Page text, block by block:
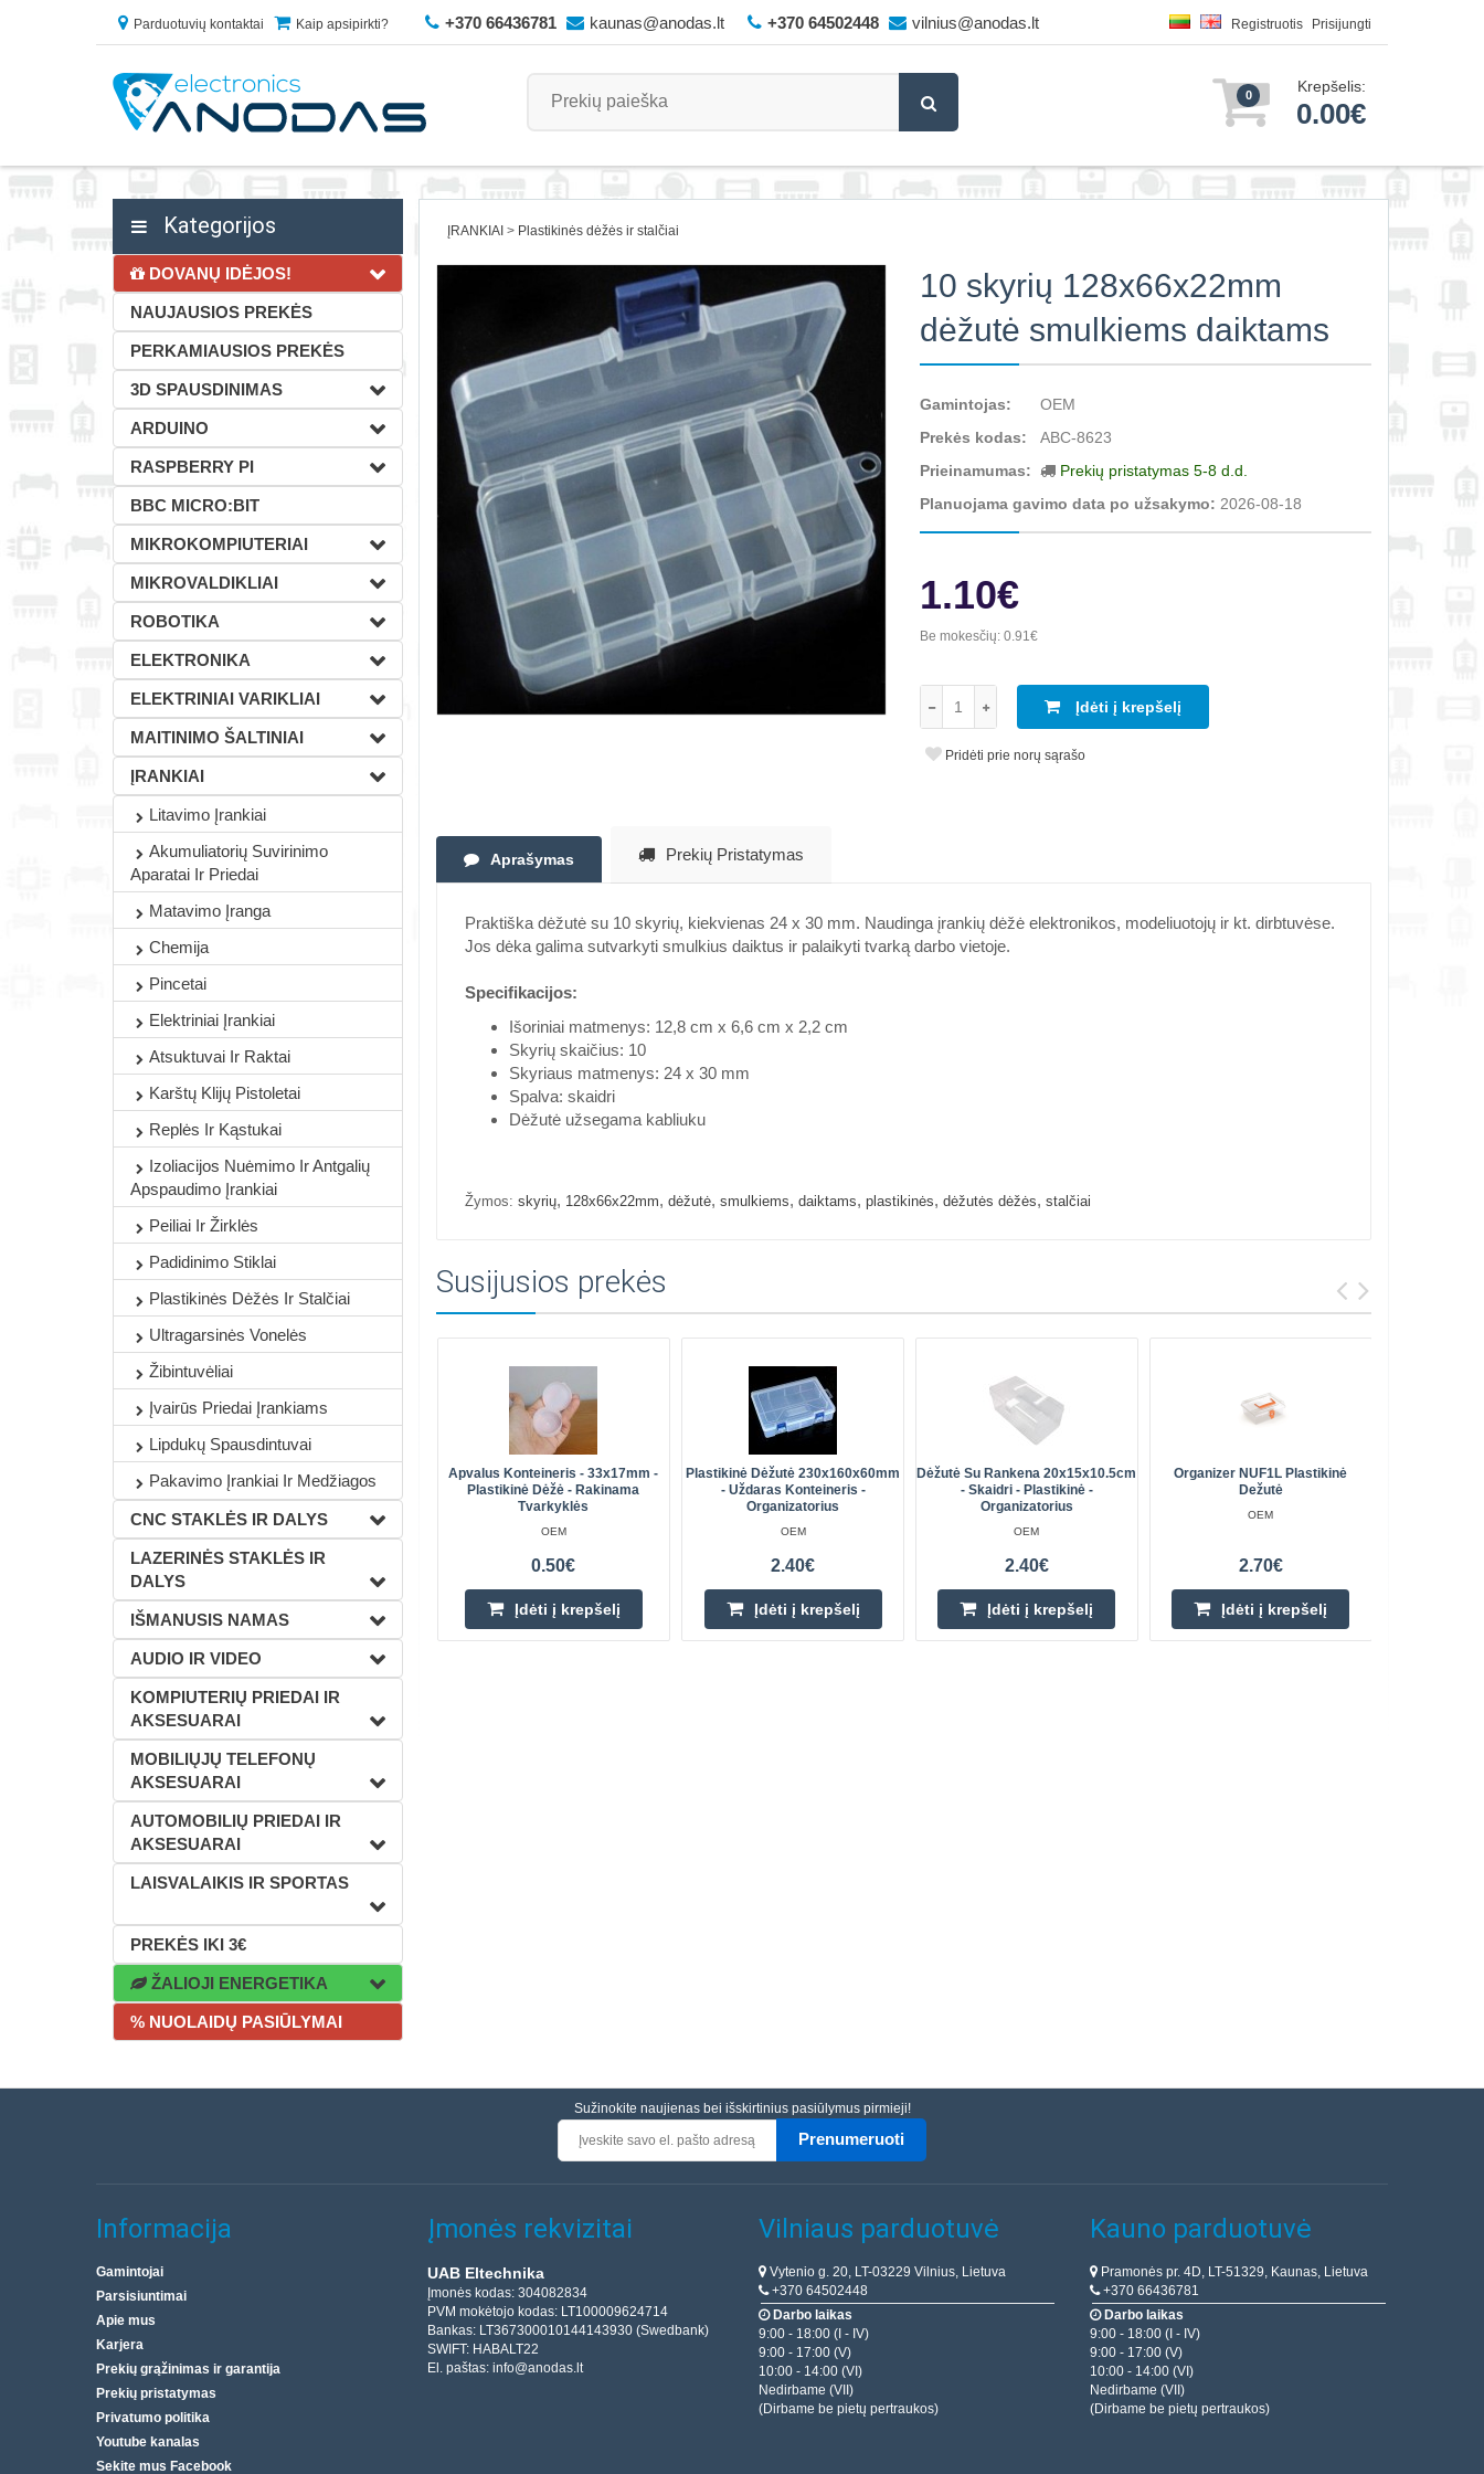
Parduotuvių kontaktai Kaip apsipirkti? +370 66436781 kaunas@anodas.lt +370 64502448 vilnius@anodas.lt Registruotis Prisijungti
0 Krepšelis:
0.00€
Kategorijos
DOVANŲ IDĖJOS!
NAUJAUSIOS PREKĖS
PERKAMIAUSIOS PREKĖS
3D SPAUSDINIMAS
ARDUINO
RASPBERRY PI
BBC MICRO:BIT
MIKROKOMPIUTERIAI
MIKROVALDIKLIAI
ROBOTIKA
ELEKTRONIKA
ELEKTRINIAI VARIKLIAI
MAITINIMO ŠALTINIAI
ĮRANKIAI
Litavimo Įrankiai
Akumuliatorių Suvirinimo
Aparatai Ir Priedai
Matavimo Įranga
Chemija
Pincetai
Elektriniai Įrankiai
Atsuktuvai Ir Raktai
Karštų Klijų Pistoletai
Replės Ir Kąstukai
Izoliacijos Nuėmimo Ir Antgalių
Apspaudimo Įrankiai
Peiliai Ir Žirklės
Padidinimo Stiklai
Plastikinės Dėžės Ir Stalčiai
Ultragarsinės Vonelės
Žibintuvėliai
Įvairūs Priedai Įrankiams
Lipdukų Spausdintuvai
Pakavimo Įrankiai Ir Medžiagos
CNC STAKLĖS IR DALYS
LAZERINĖS STAKLĖS IR
DALYS
IŠMANUSIS NAMAS
AUDIO IR VIDEO
KOMPIUTERIŲ PRIEDAI IR
AKSESUARAI
MOBILIŲJŲ TELEFONŲ
AKSESUARAI
AUTOMOBILIŲ PRIEDAI IR
AKSESUARAI
LAISVALAIKIS IR SPORTAS
PREKĖS IKI 3€
ŽALIOJI ENERGETIKA
% NUOLAIDŲ PASIŪLYMAI
ĮRANKIAI Plastikinės dėžės ir stalčiai
10 skyrių 128x66x22mm
dėžutė smulkiems daiktams
Gamintojas:
OEM
Prekės kodas:
ABC-8623
Prieinamumas:
Prekių pristatymas 5-8 d.d.
Planuojama gavimo data po užsakymo: 2026-08-18
1.10€
Be mokesčių:0.91€
Įdėti į krepšelį
Pridėti prie norų sąrašo
Aprašymas Prekių Pristatymas
Praktiška dėžutė su 10 skyrių, kiekvienas 24 x 30 mm. Naudinga įrankių dėžė elektronikos, modeliuotojų ir kt. dirbtuvėse.
Jos dėka galima sutvarkyti smulkius daiktus ir palaikyti tvarką darbo vietoje.
Specifikacijos:
Išoriniai matmenys: 12,8 cm x 6,6 cm x 2,2 cm
Skyrių skaičius: 10
Skyriaus matmenys: 24 x 30 mm
Spalva: skaidri
Dėžutė užsegama kabliuku
Žymos: skyrių, 128x66x22mm, dėžutė, smulkiems, daiktams, plastikinės, dėžutės dėžės, stalčiai
Susijusios prekės
Apvalus Konteineris - 33x17mm -
Plastikinė Dėžė - Rakinama
Tvarkyklės
OEM
0.50€
Įdėti į krepšelį
Plastikinė Dėžutė 230x160x60mm
- Uždaras Konteineris -
Organizatorius
OEM
2.40€
Įdėti į krepšelį
Dėžutė Su Rankena 20x15x10.5cm
- Skaidri - Plastikinė -
Organizatorius
OEM
2.40€
Įdėti į krepšelį
Organizer NUF1L Plastikinė
Dežutė
OEM
2.70€
Įdėti į krepšelį
Sužinokite naujienas bei išskirtinius pasiūlymus pirmieji!
Prenumeruoti
Informacija
Gamintojai
Parsisiuntimai
Apie mus
Karjera
Prekių grąžinimas ir garantija
Prekių pristatymas
Privatumo politika
Youtube kanalas
Sekite mus Facebook
Įmonės rekvizitai
UAB Eltechnika
Įmonės kodas: 304082834
PVM mokėtojo kodas: LT100009624714
Bankas: LT367300010144143930 (Swedbank)
SWIFT: HABALT22
El. paštas: info@anodas.lt
Vilniaus parduotuvė
Vytenio g. 20, LT-03229 Vilnius, Lietuva
+370 64502448
Darbo laikas
9:00 - 18:00 (I - IV)
9:00 - 17:00 (V)
10:00 - 14:00 (VI)
Nedirbame (VII)
(Dirbame be pietų pertraukos)
Kauno parduotuvė
Pramonės pr. 4D, LT-51329, Kaunas, Lietuva
+370 66436781
Darbo laikas
9:00 - 18:00 (I - IV)
9:00 - 17:00 (V)
10:00 - 14:00 (VI)
Nedirbame (VII)
(Dirbame be pietų pertraukos)